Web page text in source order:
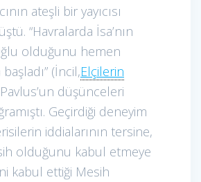
ateşli bir yayıcısı
“Havralarda İsa’nın
olduğunu hemen
(İncil,Elçilerin
düşünceleri
Geçirdiği deneyim
iddialarının tersine,
olduğunu kabul etmeye
kabul ettiği Mesih